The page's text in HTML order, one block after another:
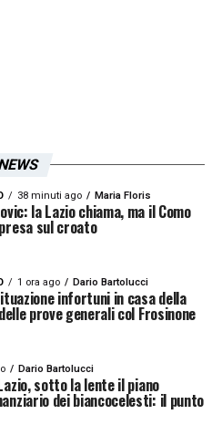
38 minuti ago Maria Floris
la Lazio chiama, ma il Como
sul croato
1 ora ago Dario Bartolucci
infortuni in casa della
prove generali col Frosinone
Dario Bartolucci
sotto la lente il piano
dei biancocelesti: il punto